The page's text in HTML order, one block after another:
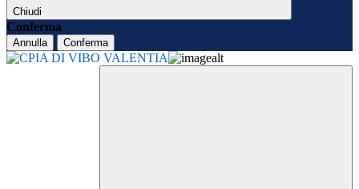
Chiudi
Conferma
Annulla Conferma